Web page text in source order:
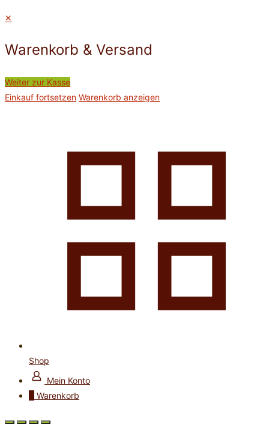
✕
Warenkorb & Versand
Weiter zur Kasse
Einkauf fortsetzen Warenkorb anzeigen
Shop
Mein Konto
Warenkorb